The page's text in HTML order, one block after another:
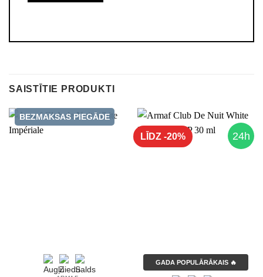
SAISTĪTIE PRODUKTI
BEZMAKSAS PIEGĀDE
24h
LĪDZ -20%
GADA POPULĀRĀKAIS 🔥